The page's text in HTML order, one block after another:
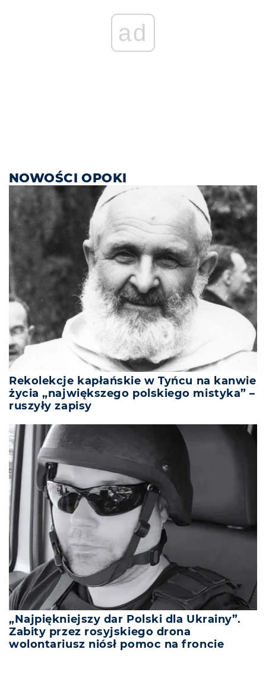
ad
NOWOŚCI OPOKI
Rekolekcje kapłańskie w Tyńcu na kanwie
życia „największego polskiego mistyka” –
ruszyły zapisy
„Najpiękniejszy dar Polski dla Ukrainy”.
Zabity przez rosyjskiego drona
wolontariusz niósł pomoc na froncie